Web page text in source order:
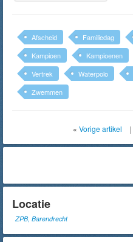
Afscheid Familiedag
Kampioen
Kampioenen
Vertrek
Waterpolo
Zwemmen
« Vorige artikel |
Locatie
ZPB, Barendrecht